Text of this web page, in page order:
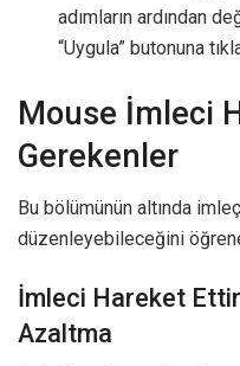
adımların ardından
“Uygula” butonuna
Mouse İmleci
Gerekenler
Bu bölümünün altında imleç
düzenleyebileceğini
İmleci Hareket
Azaltma